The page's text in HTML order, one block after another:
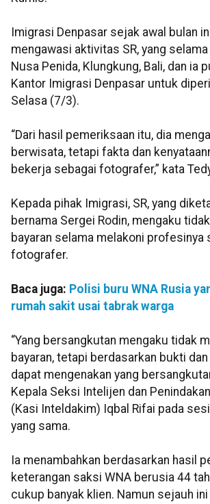
Imigrasi Denpasar sejak awal bulan
mengawasi aktivitas SR, yang
Nusa Penida, Klungkung, Bali, dan ia
Kantor Imigrasi Denpasar untuk
Selasa (7/3).
“Dari hasil pemeriksaan itu, dia
berwisata, tetapi fakta dan
bekerja sebagai fotografer,” kata
Kepada pihak Imigrasi, SR, yang
bernama Sergei Rodin, mengaku
bayaran selama melakoni profesinya
fotografer.
Baca juga: Polisi buru WNA Rusia
rumah sakit usai tabrak warga
“Yang bersangkutan mengaku tidak
bayaran, tetapi berdasarkan bukti
dapat mengenakan yang
Kepala Seksi Intelijen dan
(Kasi Inteldakim) Iqbal Rifai pada
yang sama.
Ia menambahkan berdasarkan hasil
keterangan saksi WNA berusia 44
cukup banyak klien. Namun sejauh